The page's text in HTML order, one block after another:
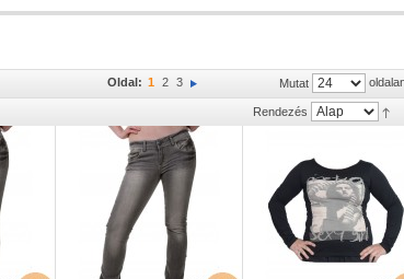
Mutat
Oldal: 1 2 3
Rendezés